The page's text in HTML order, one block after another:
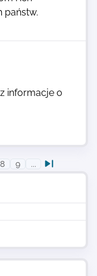
państw.
informacje o
8 9 ...